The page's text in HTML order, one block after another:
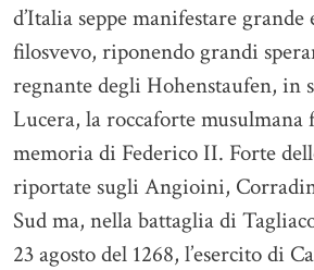
d’Italia seppe manifestare grande
filosvevo, riponendo grandi
regnante degli Hohenstaufen, in
Lucera, la roccaforte musulmana
memoria di Federico II. Forte
riportate sugli Angioini,
Sud ma, nella battaglia di
23 agosto del 1268, l’esercito di